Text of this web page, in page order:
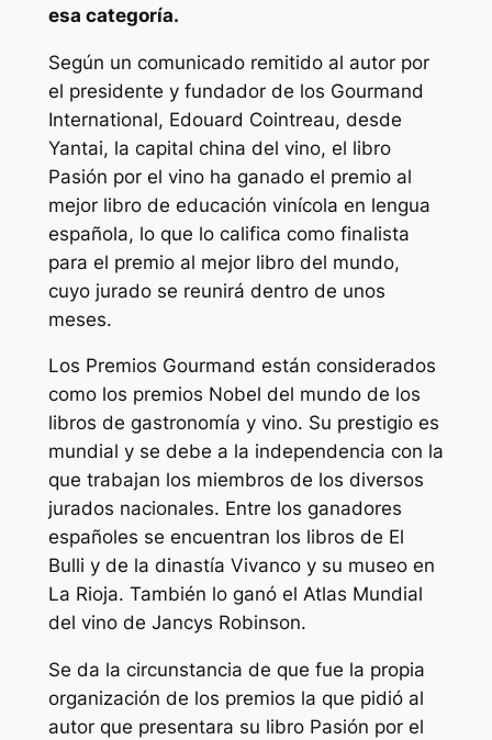
esa categoría.
Según un comunicado remitido al autor por
el presidente y fundador de los Gourmand
International, Edouard Cointreau, desde
Yantai, la capital china del vino, el libro
Pasión por el vino ha ganado el premio al
mejor libro de educación vinícola en lengua
española, lo que lo califica como finalista
para el premio al mejor libro del mundo,
cuyo jurado se reunirá dentro de unos
meses.
Los Premios Gourmand están considerados
como los premios Nobel del mundo de los
libros de gastronomía y vino. Su prestigio es
mundial y se debe a la independencia con la
que trabajan los miembros de los diversos
jurados nacionales. Entre los ganadores
españoles se encuentran los libros de El
Bulli y de la dinastía Vivanco y su museo en
La Rioja. También lo ganó el Atlas Mundial
del vino de Jancys Robinson.
Se da la circunstancia de que fue la propia
organización de los premios la que pidió al
autor que presentara su libro Pasión por el